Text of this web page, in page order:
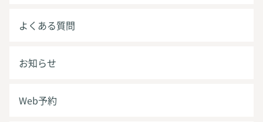
よくある質問
お知らせ
Web予約